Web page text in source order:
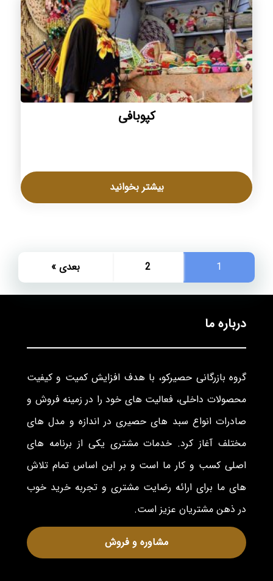
کپوبافی
بیشتر بخوانید
1
2 بعدی »
درباره ما
گروه بازرگانی حصیرکو، با هدف افزایش کمیت و کیفیت
محصولات داخلی، فعالیت های خود را در زمینه فروش و
صادرات انواع سبد های حصیری در اندازه و مدل های
مختلف آغاز کرد. خدمات مشتری یکی از برنامه های
اصلی کسب و کار ما است و بر این اساس تمام تلاش
های ما برای ارائه رضایت مشتری و تجربه خرید خوب
در ذهن مشتریان عزیز است.
مشاوره و فروش